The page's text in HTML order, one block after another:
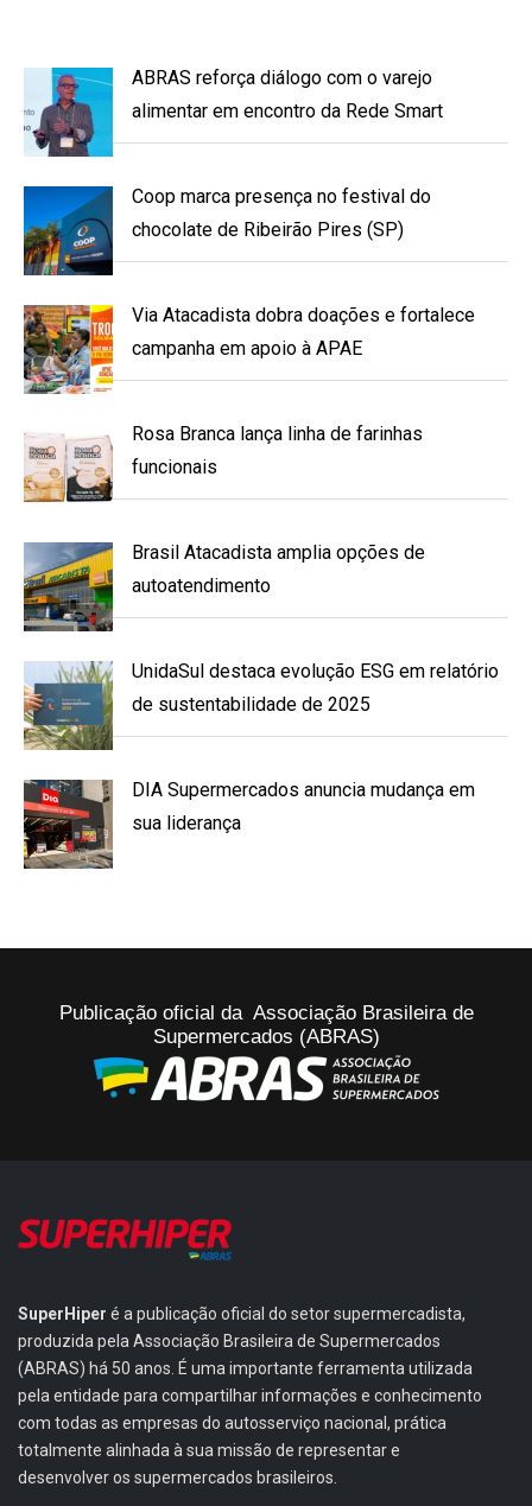
ABRAS reforça diálogo com o varejo
alimentar em encontro da Rede Smart
Coop marca presença no festival do
chocolate de Ribeirão Pires (SP)
Via Atacadista dobra doações e fortalece
campanha em apoio à APAE
Rosa Branca lança linha de farinhas
funcionais
Brasil Atacadista amplia opções de
autoatendimento
UnidaSul destaca evolução ESG em relatório
de sustentabilidade de 2025
DIA Supermercados anuncia mudança em
sua liderança
Publicação oficial da Associação Brasileira de
Supermercados (ABRAS)
SuperHiper é a publicação oficial do setor supermercadista,
produzida pela Associação Brasileira de Supermercados
(ABRAS) há 50 anos. É uma importante ferramenta utilizada
pela entidade para compartilhar informações e conhecimento
com todas as empresas do autosserviço nacional, prática
totalmente alinhada à sua missão de representar e
desenvolver os supermercados brasileiros.